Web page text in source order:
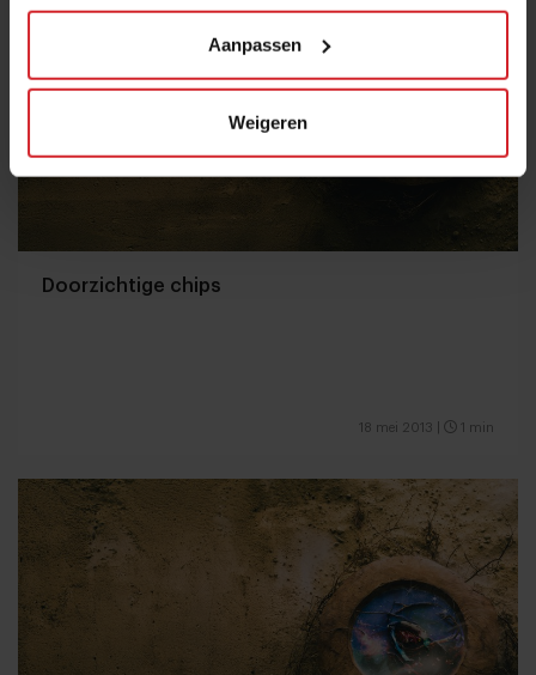
Aanpassen
Weigeren
Doorzichtige chips
18 mei 2013 1 min